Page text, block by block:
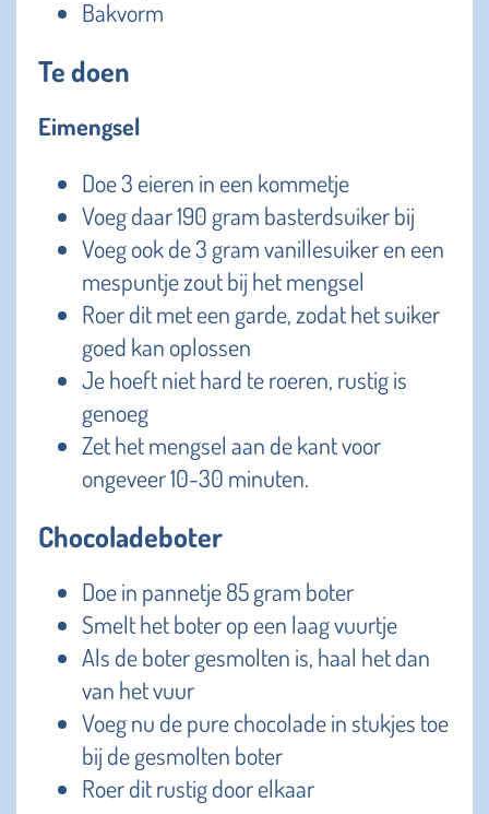
Bakvorm
Te doen
Eimengsel
Doe 3 eieren in een kommetje
Voeg daar 190 gram basterdsuiker bij
Voeg ook de 3 gram vanillesuiker en een
mespuntje zout bij het mengsel
Roer dit met een garde, zodat het suiker
goed kan oplossen
Je hoeft niet hard te roeren, rustig is
genoeg
Zet het mengsel aan de kant voor
ongeveer 10-30 minuten.
Chocoladeboter
Doe in pannetje 85 gram boter
Smelt het boter op een laag vuurtje
Als de boter gesmolten is, haal het dan
van het vuur
Voeg nu de pure chocolade in stukjes toe
bij de gesmolten boter
Roer dit rustig door elkaar